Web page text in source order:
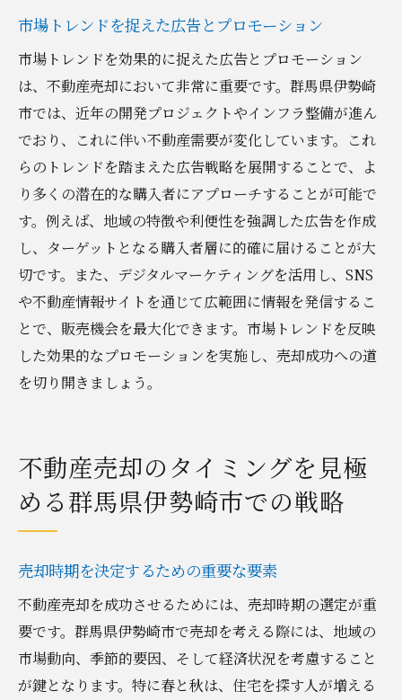
市場トレンドを捉えた広告とプロモーション
市場トレンドを効果的に捉えた広告とプロモーション
は、不動産売却において非常に重要です。群馬県伊勢崎
市では、近年の開発プロジェクトやインフラ整備が進ん
でおり、これに伴い不動産需要が変化しています。これ
らのトレンドを踏まえた広告戦略を展開することで、よ
り多くの潜在的な購入者にアプローチすることが可能で
す。例えば、地域の特徴や利便性を強調した広告を作成
し、ターゲットとなる購入者層に的確に届けることが大
切です。また、デジタルマーケティングを活用し、SNS
や不動産情報サイトを通じて広範囲に情報を発信するこ
とで、販売機会を最大化できます。市場トレンドを反映
した効果的なプロモーションを実施し、売却成功への道
を切り開きましょう。
不動産売却のタイミングを見極
める群馬県伊勢崎市での戦略
売却時期を決定するための重要な要素
不動産売却を成功させるためには、売却時期の選定が重
要です。群馬県伊勢崎市で売却を考える際には、地域の
市場動向、季節的要因、そして経済状況を考慮すること
が鍵となります。特に春と秋は、住宅を探す人が増える